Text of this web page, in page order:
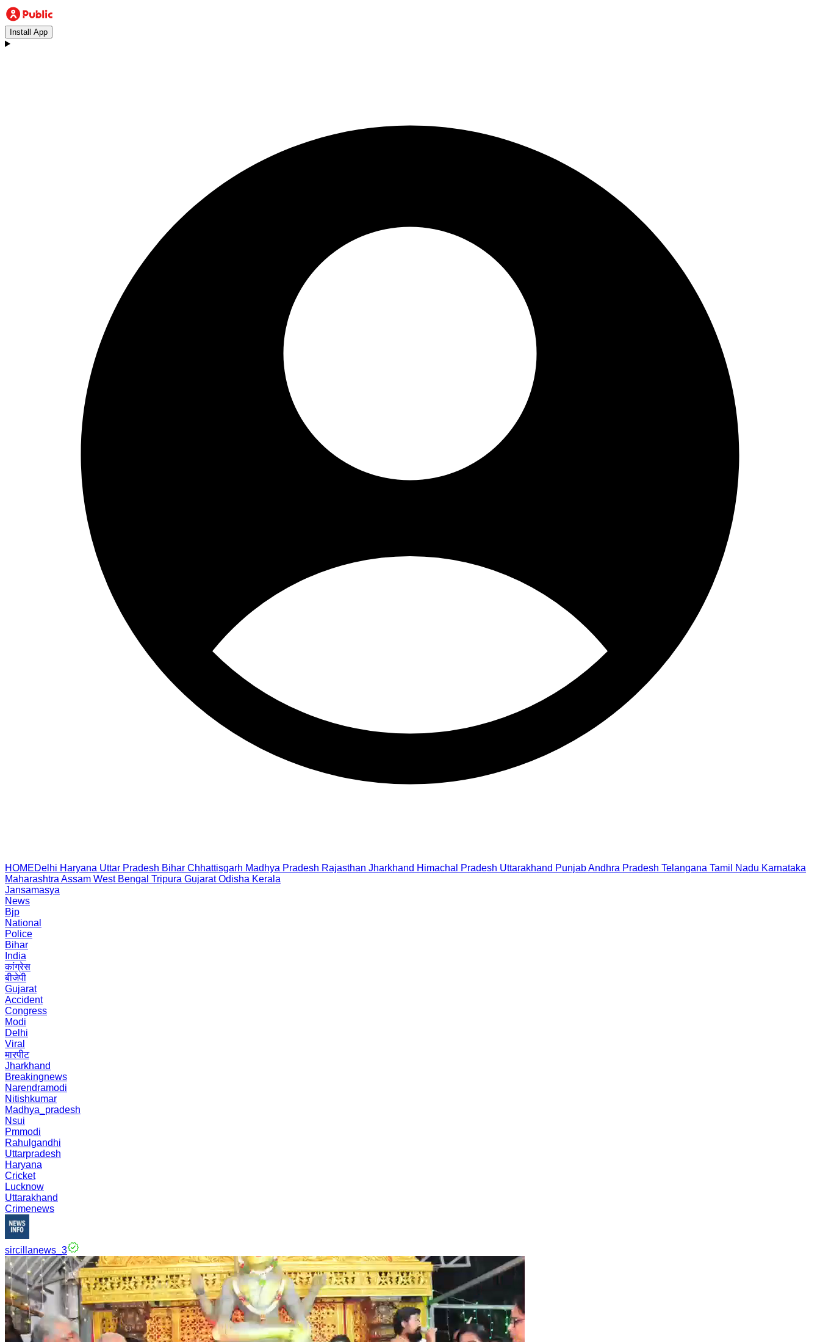
Install App
HOMEDelhi Haryana Uttar Pradesh Bihar Chhattisgarh Madhya Pradesh Rajasthan Jharkhand Himachal Pradesh Uttarakhand PunjabAndhra Pradesh Telangana Tamil Nadu Karnataka
Maharashtra Assam West Bengal Tripura Gujarat Odisha Kerala
Jansamasya
News
Bjp
National
Police
Bihar
India
कांग्रेस
बीजेपी
Gujarat
Accident
Congress
Modi
Delhi
Viral
मारपीट
Jharkhand
Breakingnews
Narendramodi
Nitishkumar
Madhya_pradesh
Nsui
Pmmodi
Rahulgandhi
Uttarpradesh
Haryana
Cricket
Lucknow
Uttarakhand
Crimenews
sircillanews_3